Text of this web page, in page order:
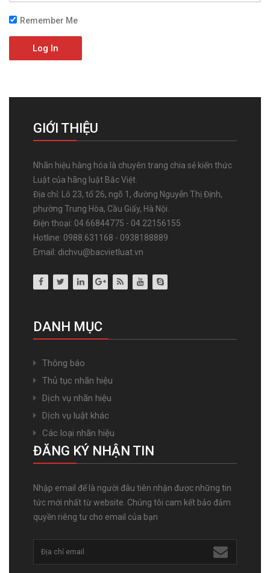
Remember Me
Log In
GIỚI THIỆU
Nhãn hiệu hàng hóa là chuyên trang chia sẻ kiến thức
Luật của hãng luật Bắc Việt.
Địa chỉ: Lô 23, tổ 26, ngõ 1, đường Nguyễn Thị Định,
phường Trung Hòa, Cầu Giấy, Hà Nội.
Điện thoại: 04.66844775 - 04.22156155
Hotline: 0988.631168 - 0938188889
Email: dichvu@bacvietluat.vn
DANH MỤC
Thông báo
Thủ tục nhãn hiệu
Dịch vụ nhãn hiệu
Dịch vụ luật khác
Các loại nhãn hiệu
ĐĂNG KÝ NHẬN TIN
Nhập email để là người đâu tiên nhận được những tin
tức mới nhất từ website. Chúng tôi cam kết bảo đảm
quyền riêng tư cho email của bạn